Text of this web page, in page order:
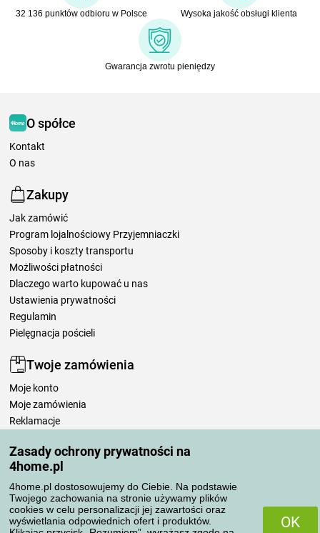
Zasady ochrony prywatności na
4home.pl
4home.pl dostosowujemy do Ciebie. Na podstawie
Twojego zachowania na stronie używamy plików
cookies w celu personalizacji jej zawartości oraz
wyświetlania odpowiednich ofert i produktów.
OK
32 136 punktów odbioru w Polsce Wysoka jakość obsługi klienta
Gwarancja zwrotu pieniędzy
O spółce
Kontakt
O nas
Zakupy
Jak zamówić
Program lojalnościowy Przyjemniaczki
Sposoby i koszty transportu
Możliwości płatności
Dlaczego warto kupować u nas
Ustawienia prywatności
Regulamin
Pielęgnacja pościeli
Twoje zamówienia
Moje konto
Moje zamówienia
Reklamacje
Zasady przetwarzania recenzji
Sposoby transportu